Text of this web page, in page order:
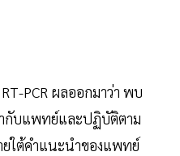
PCR ผลออกมาว่า พบ
กับแพทย์และปฏิบัติตาม
ยใต้คำแนะนำของแพทย์